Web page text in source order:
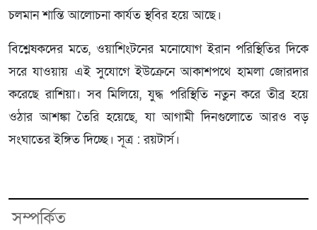
চলমান শান্তি আলোচনা কার্যত স্থবির হয়ে আছে।
বিশ্লেষকদের মতে, ওয়াশিংটনের মনোযোগ ইরান পরিস্থিতির দিকে
সরে যাওয়ায় এই সুযোগে ইউক্রেনে আকাশপথে হামলা জোরদার
করেছে রাশিয়া। সব মিলিয়ে, যুদ্ধ পরিস্থিতি নতুন করে তীব্র হয়ে
ওঠার আশঙ্কা তৈরি হয়েছে, যা আগামী দিনগুলোতে আরও বড়
সংঘাতের ইঙ্গিত দিচ্ছে। সূত্র : রয়টার্স।
সম্পর্কিত